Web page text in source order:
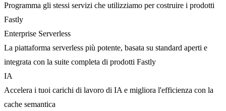
Programma gli stessi servizi che utilizziamo per costruire i prodotti
Fastly
Enterprise Serverless
La piattaforma serverless più potente, basata su standard aperti e
integrata con la suite completa di prodotti Fastly
IA
Accelera i tuoi carichi di lavoro di IA e migliora l'efficienza con la
cache semantica